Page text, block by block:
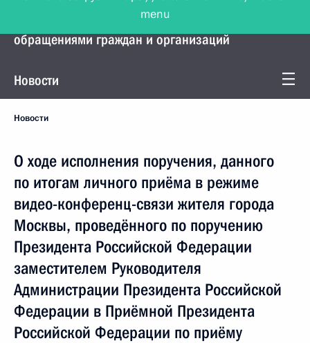
Управление Президента по работе с
обращениями граждан и организаций
Новости
Новости
О ходе исполнения поручения, данного
по итогам личного приёма в режиме
видео-конференц-связи жителя города
Москвы, проведённого по поручению
Президента Российской Федерации
заместителем Руководителя
Администрации Президента Российской
Федерации в Приёмной Президента
Российской Федерации по приёму
menu